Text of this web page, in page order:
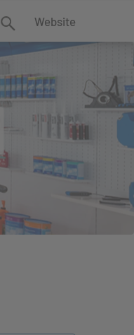
Suche Website